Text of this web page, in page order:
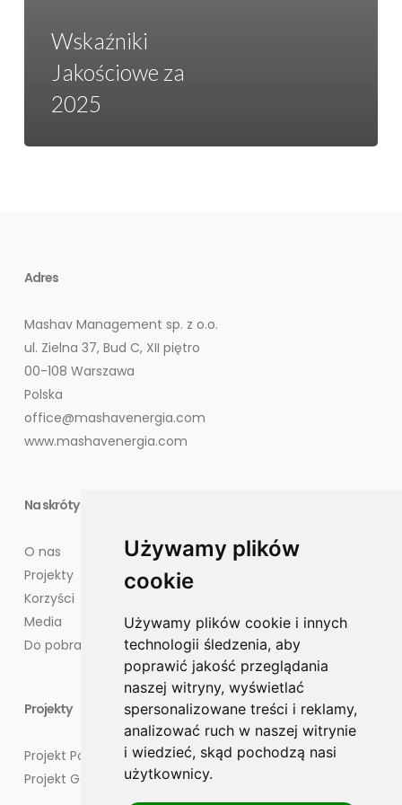
Używamy plików
cookie
Używamy plików cookie i innych
technologii śledzenia, aby
poprawić jakość przeglądania
naszej witryny, wyświetlać
spersonalizowane treści i reklamy,
analizować ruch w naszej witrynie
i wiedzieć, skąd pochodzą nasi
użytkownicy.
Wskaźniki
Jakościowe za
2025
Adres
Mashav Management sp. z o.o.
ul. Zielna 37, Bud C, XII piętro
00-108 Warszawa
Polska
office@mashavenergia.com
www.mashavenergia.com
Na skróty
O nas
Projekty
Korzyści
Media
Do pobrania
Projekty
Projekt Potęgowo
Projekt Goliat